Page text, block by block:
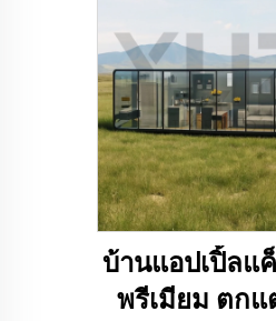
บ้านแอปเปิ้ลแ
พรีเมียม ตกแ